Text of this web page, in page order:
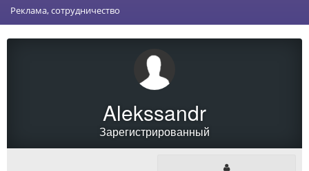
Реклама, сотрудничество
Alekssandr
Зарегистрированный